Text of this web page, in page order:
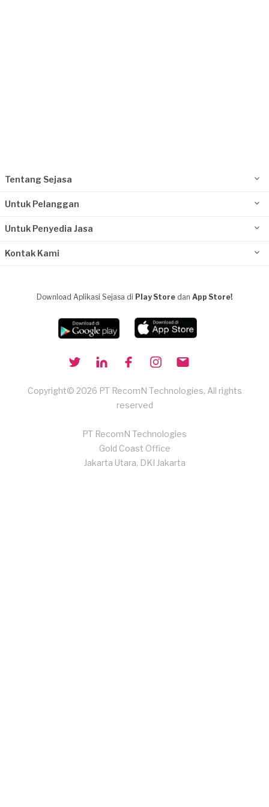
Tentang Sejasa
Untuk Pelanggan
Untuk Penyedia Jasa
Kontak Kami
Download Aplikasi Sejasa di Play Store dan App Store!
Copyright© 2026 PT RecomN Technologies, All rights
reserved
PT RecomN Technologies
Gold Coast Office
Jakarta Utara, DKI Jakarta